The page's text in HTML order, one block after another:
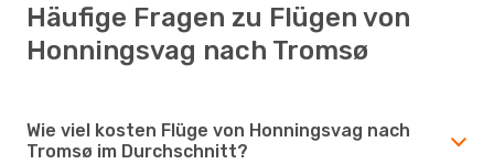
Häufige Fragen zu Flügen von
Honningsvag nach Tromsø
Wie viel kosten Flüge von Honningsvag nach
Tromsø im Durchschnitt?